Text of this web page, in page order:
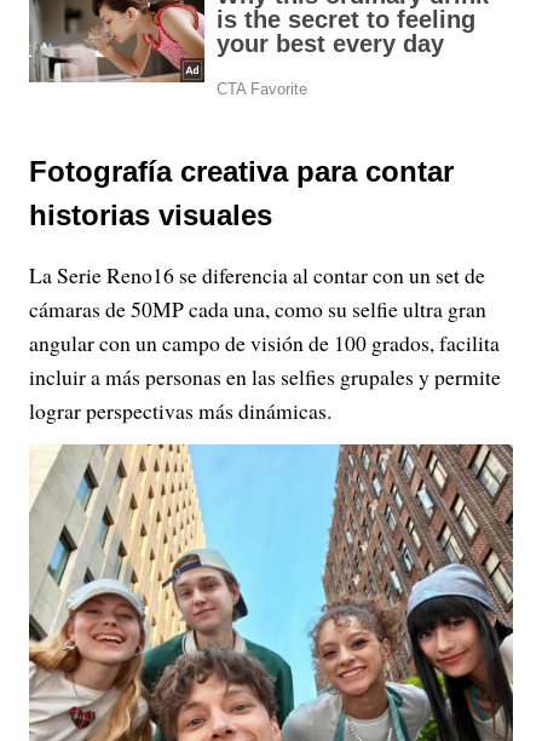
Fotografía creativa para contar
historias visuales
La Serie Reno16 se diferencia al contar con un set de
cámaras de 50MP cada una, como su selfie ultra gran
angular con un campo de visión de 100 grados, facilita
incluir a más personas en las selfies grupales y permite
lograr perspectivas más dinámicas.